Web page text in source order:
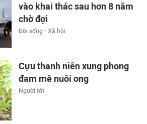
vào khai thác sau hơn 8 năm
chờ đợi
Đời sống - Xã hội
Cựu thanh niên xung phong
đam mê nuôi ong
Người tốt